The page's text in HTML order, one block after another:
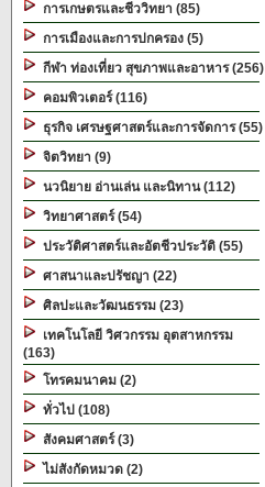
การเกษตรและชีววิทยา (85)
การเมืองและการปกครอง (5)
กีฬา ท่องเที่ยว สุขภาพและอาหาร (256)
คอมพิวเตอร์ (116)
ธุรกิจ เศรษฐศาสตร์และการจัดการ (55)
จิตวิทยา (9)
นวนิยาย อ่านเล่น และนิทาน (112)
วิทยาศาสตร์ (54)
ประวัติศาสตร์และอัตชีวประวัติ (55)
ศาสนาและปรัชญา (22)
ศิลปะและวัฒนธรรม (23)
เทคโนโลยี วิศวกรรม อุตสาหกรรม
(163)
โทรคมนาคม (2)
ทั่วไป (108)
สังคมศาสตร์ (3)
ไม่สังกัดหมวด (2)